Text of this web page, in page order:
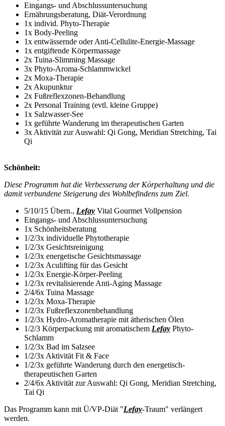
Eingangs- und Abschlussuntersuchung
Ernährungsberatung, Diät-Verordnung
1x individ. Phyto-Therapie
1x Body-Peeling
1x entwässernde oder Anti-Cellulite-Energie-Massage
1x entgiftende Körpermassage
2x Tuina-Slimming Massage
3x Phyto-Aroma-Schlammwickel
2x Moxa-Therapie
2x Akupunktur
2x Fußreflexzonen-Behandlung
2x Personal Training (evtl. kleine Gruppe)
1x Salzwasser-See
1x geführte Wanderung im therapeutischen Garten
3x Aktivität zur Auswahl: Qi Gong, Meridian Stretching, Tai
Qi
Schönheit:
Diese Programm hat die Verbesserung der Körperhaltung und die
damit verbundene Steigerung des Wohlbefindens zum Ziel.
5/10/15 Übern., Lefay Vital Gourmet Vollpension
Eingangs- und Abschlussuntersuchung
1x Schönheitsberatung
1/2/3x individuelle Phytotherapie
1/2/3x Gesichtsreinigung
1/2/3x energetische Gesichtsmassage
1/2/3x Aculifting für das Gesicht
1/2/3x Energie-Körper-Peeling
1/2/3x revitalisierende Anti-Aging Massage
2/4/6x Tuina Massage
1/2/3x Moxa-Therapie
1/2/3x Fußreflexzonenbehandlung
1/2/3x Hydro-Aromatherapie mit ätherischen Ölen
1/2/3 Körperpackung mit aromatischem Lefay Phyto-
Schlamm
1/2/3x Bad im Salzsee
1/2/3x Aktivität Fit & Face
1/2/3x geführte Wanderung durch den energetisch-
therapeutischen Garten
2/4/6x Aktivität zur Auswahl: Qi Gong, Meridian Stretching,
Tai Qi
Das Programm kann mit Ü/VP-Diät "Lefay-Traum" verlängert
werden.